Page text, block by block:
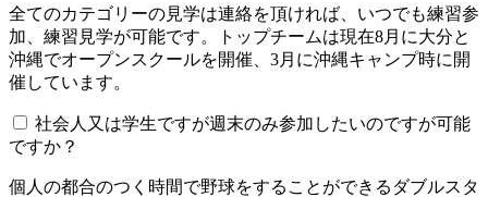
全てのカテゴリーの見学は連絡を頂ければ、いつでも練習参
加、練習見学が可能です。トップチームは現在8月に大分と
沖縄でオープンスクールを開催、3月に沖縄キャンプ時に開
催しています。
社会人又は学生ですが週末のみ参加したいのですが可能
ですか？
個人の都合のつく時間で野球をすることができるダブルスタ